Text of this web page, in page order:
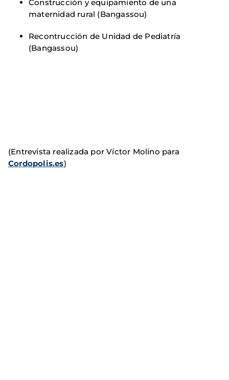
Construcción y equipamiento de una
maternidad rural (Bangassou)
Recontrucción de Unidad de Pediatría
(Bangassou)
(Entrevista realizada por Víctor Molino para
Cordopolis.es)